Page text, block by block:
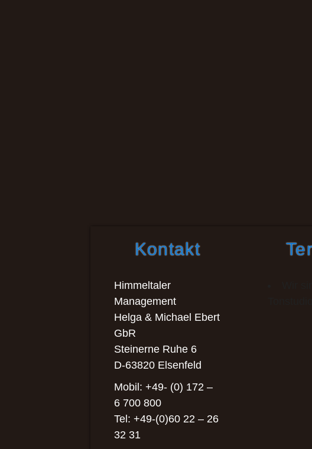
Kontakt
Himmeltaler
Management
Helga & Michael Ebert
GbR
Steinerne Ruhe 6
D-63820 Elsenfeld
Mobil: +49- (0) 172 –
6 700 800
Tel: +49-(0)60 22 – 26
32 31